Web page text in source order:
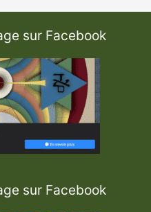
sur Facebook
sur Facebook